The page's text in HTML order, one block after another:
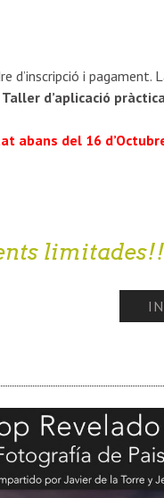
d’inscripció i
d’aplicació
abans del 16